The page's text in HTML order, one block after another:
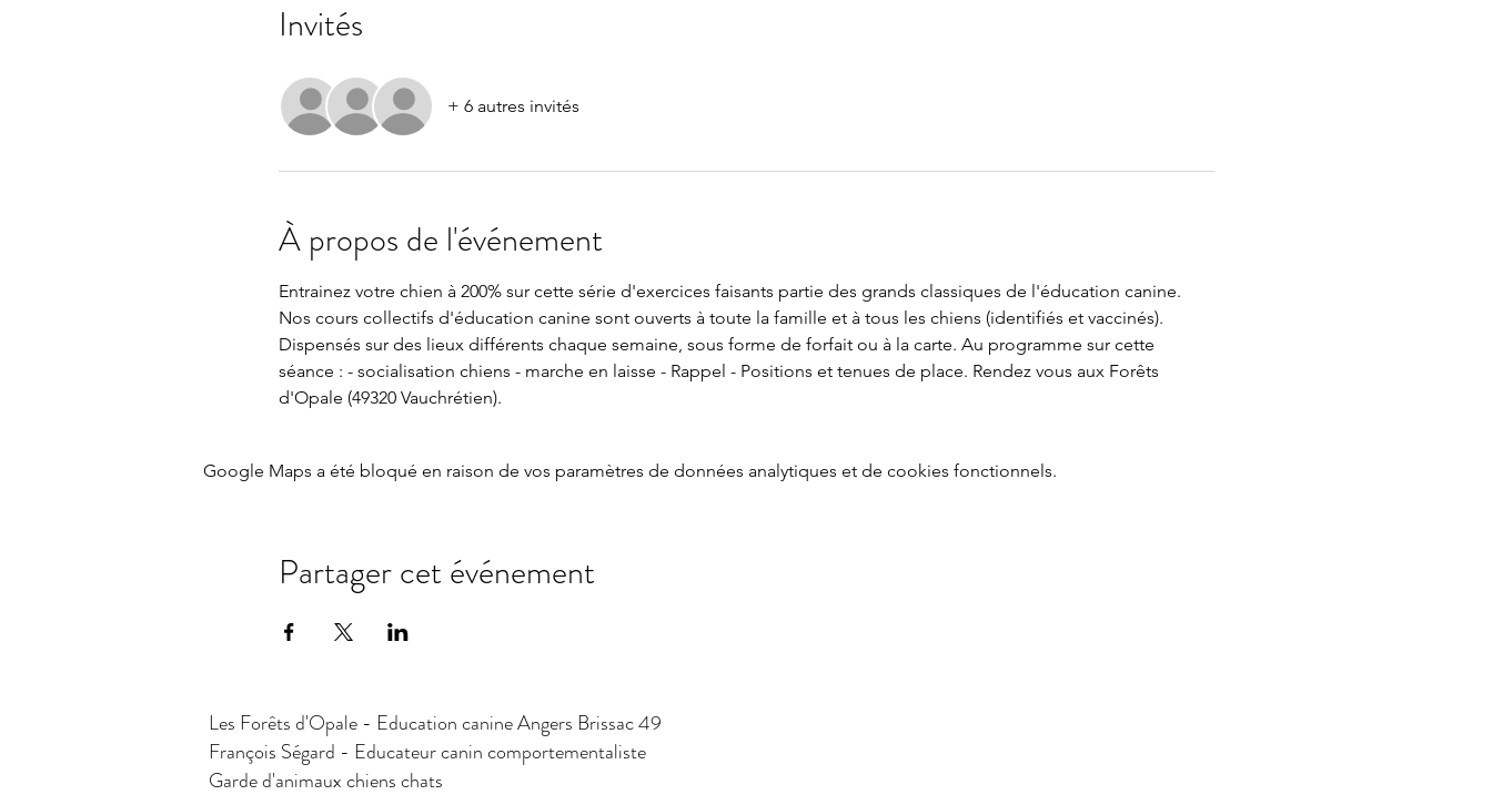
Invités
+ 6 autres invités
À propos de l'événement
Entrainez votre chien à 200% sur cette série d'exercices faisants partie des grands classiques de l'éducation canine.
Nos cours collectifs d'éducation canine sont ouverts à toute la famille et à tous les chiens (identifiés et vaccinés).
Dispensés sur des lieux différents chaque semaine, sous forme de forfait ou à la carte. Au programme sur cette
séance : - socialisation chiens - marche en laisse - Rappel - Positions et tenues de place. Rendez vous aux Forêts
d'Opale (49320 Vauchrétien).
Google Maps a été bloqué en raison de vos paramètres de données analytiques et de cookies fonctionnels.
Partager cet événement
Les Forêts d'Opale - Education canine Angers Brissac 49
François Ségard - Educateur canin comportementaliste
Garde d'animaux chiens chats